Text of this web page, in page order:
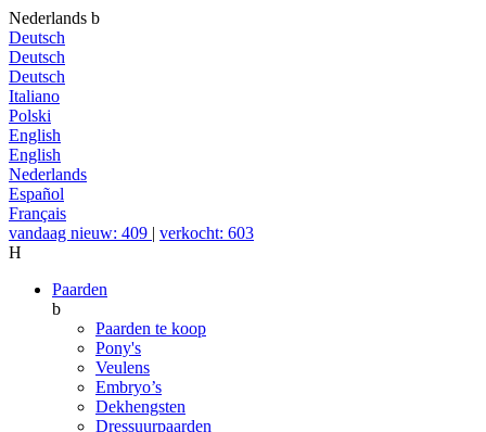
Nederlands b
Deutsch
Deutsch
Deutsch
Italiano
Polski
English
English
Nederlands
Español
Français
vandaag nieuw: 409 | verkocht: 603
H
Paarden
b
Paarden te koop
Pony's
Veulens
Embryo’s
Dekhengsten
Dressuurpaarden